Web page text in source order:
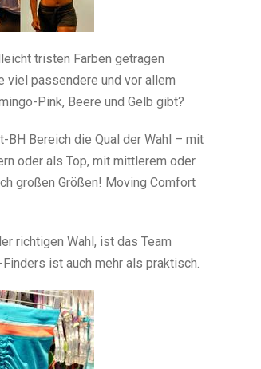
tristen Farben getragen
viel passendere und vor allem
Pink, Beere und Gelb gibt?
BH Bereich die Qual der Wahl – mit
oder als Top, mit mittlerem oder
großen Größen! Moving Comfort
richtigen Wahl, ist das Team
ist auch mehr als praktisch.